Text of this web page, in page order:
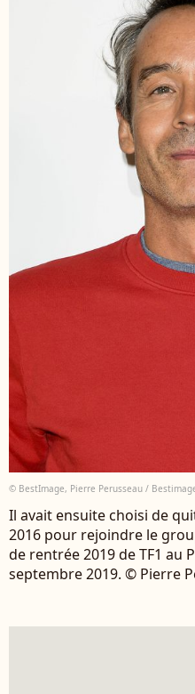
© BestImage, Pierre Perusseau /
Il avait ensuite choisi de
2016 pour rejoindre le
de rentrée 2019 de TF1 au
septembre 2019. © Pierre